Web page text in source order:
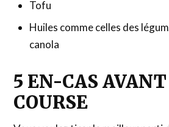
Tofu
Huiles comme celles des
canola
5 EN-CAS
COURSE